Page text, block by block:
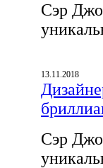
Сэр
13.11.2018
Сэр